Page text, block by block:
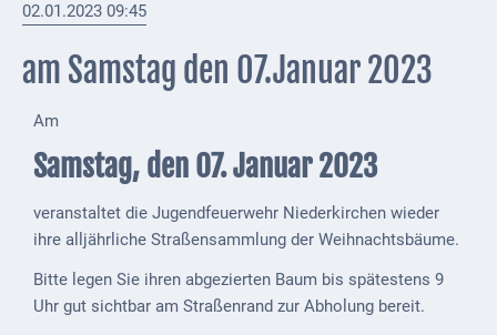
Polizei +
Externe
Behörden
Gottesdienste
Infrastruktur
und
Baumaßnahmen
02.01.2023 09:45
am Samstag den 07.Januar 2023
Am
Samstag, den 07. Januar 2023
veranstaltet die Jugendfeuerwehr Niederkirchen wieder
ihre alljährliche Straßensammlung der Weihnachtsbäume.
Bitte legen Sie ihren abgezierten Baum bis spätestens 9
Uhr gut sichtbar am Straßenrand zur Abholung bereit.